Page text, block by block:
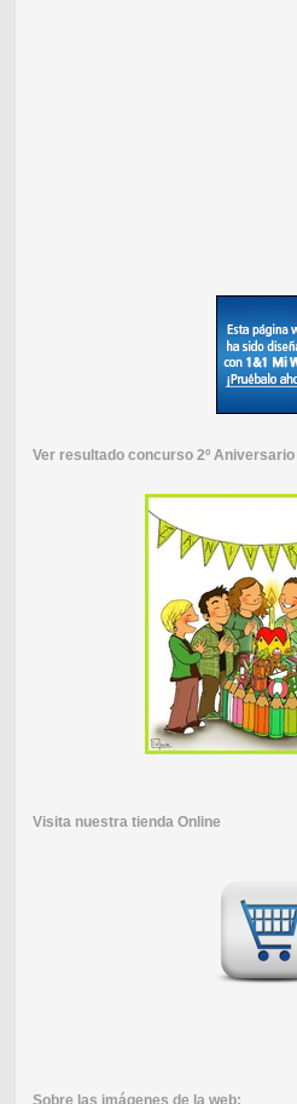
Ver resultado concurso 2º Aniversario
Visita nuestra tienda Online
Sobre las imágenes de la web: